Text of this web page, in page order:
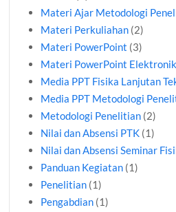
Materi Ajar Metodologi
Materi Perkuliahan (2)
Materi PowerPoint (3)
Materi PowerPoint
Media PPT Fisika Lanjutan
Media PPT Metodologi
Metodologi Penelitian (2)
Nilai dan Absensi PTK (1)
Nilai dan Absensi Seminar
Panduan Kegiatan (1)
Penelitian (1)
Pengabdian (1)